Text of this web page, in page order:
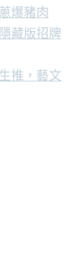
爆豬肉
藏版招牌
推，藝文